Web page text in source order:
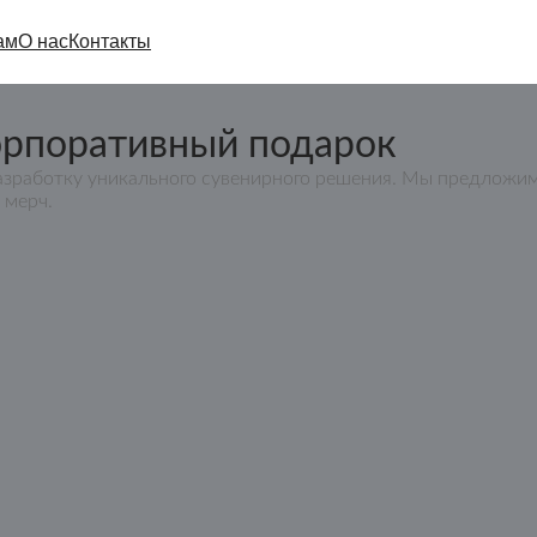
О насКонтакты
подарок
уникального сувенирного решения. Мы